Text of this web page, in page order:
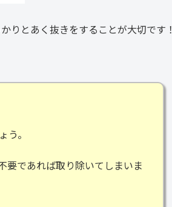
りとあく抜きをすることが大切です！
。
要であれば取り除いてしまいま